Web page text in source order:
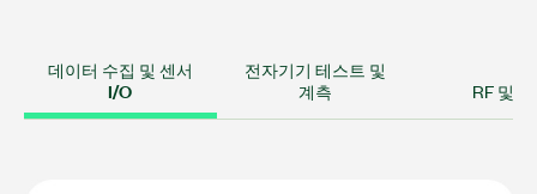
데이터 수집 및 센서
I/O
전자기기 테스트 및
계측
RF 및